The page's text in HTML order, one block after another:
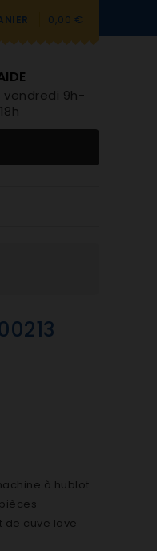
0,00 €
vendredi 9h-
à hublot
de cuve lave